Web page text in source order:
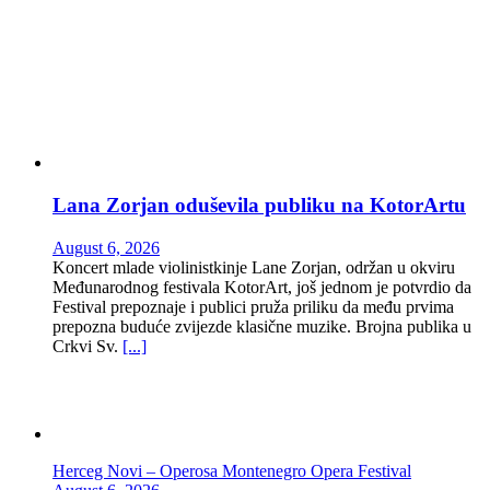
Lana Zorjan oduševila publiku na KotorArtu
August 6, 2026
Koncert mlade violinistkinje Lane Zorjan, održan u okviru
Međunarodnog festivala KotorArt, još jednom je potvrdio da
Festival prepoznaje i publici pruža priliku da među prvima
prepozna buduće zvijezde klasične muzike. Brojna publika u
Crkvi Sv. [...]
Herceg Novi – Operosa Montenegro Opera Festival